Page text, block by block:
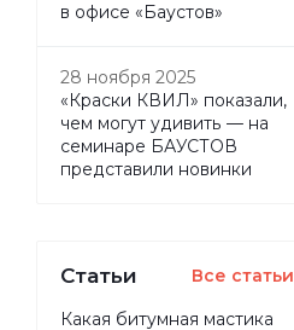
в офисе «Баустов»
28 ноября 2025
«Краски КВИЛ» показали,
чем могут удивить — на
семинаре БАУСТОВ
представили новинки
Статьи Все статьи
Какая битумная мастика